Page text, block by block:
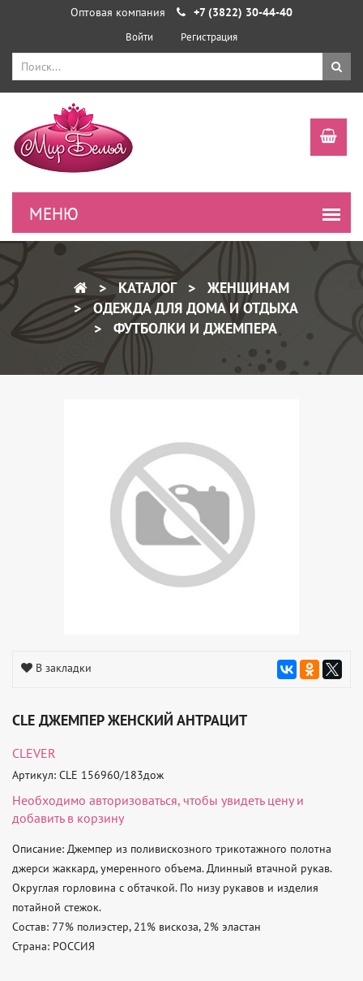
Оптовая компания +7 (3822) 30-44-40
Войти Регистрация
КАТАЛОГ
ЖЕНЩИНАМ
ОДЕЖДА ДЛЯ ДОМА И ОТДЫХА
ФУТБОЛКИ И ДЖЕМПЕРА
В закладки
CLE ДЖЕМПЕР ЖЕНСКИЙ АНТРАЦИТ
CLEVER
Артикул: CLE 156960/183дож
Необходимо авторизоваться, чтобы увидеть цену и
добавить в корзину
Описание: Джемпер из поливискозного трикотажного полотна
джерси жаккард, умеренного объема. Длинный втачной рукав.
Округлая горловина с обтачкой. По низу рукавов и изделия
потайной стежок.
Состав: 77% полиэстер, 21% вискоза, 2% эластан
Страна: РОССИЯ